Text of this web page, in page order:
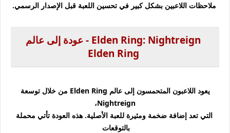
ملاحظات اللاعبين بشكل كبير في تحسين اللعبة قبل الإصدار الرسمي.
Elden Ring: Nightreign - عودة إلى عالم
Elden Ring
يعود اللاعبون المتحمسون إلى عالم Elden Ring من خلال توسعة
Nightreign،
التي تعد إضافة ضخمة ومثيرة للعبة الأصلية. هذه العودة تأتي محملة
بالتوقعات